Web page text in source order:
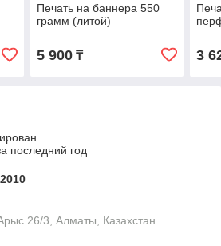
Печать на баннера 550
грамм (литой)
5 900₸ 3
последний год
26/3, Алматы, Казахстан